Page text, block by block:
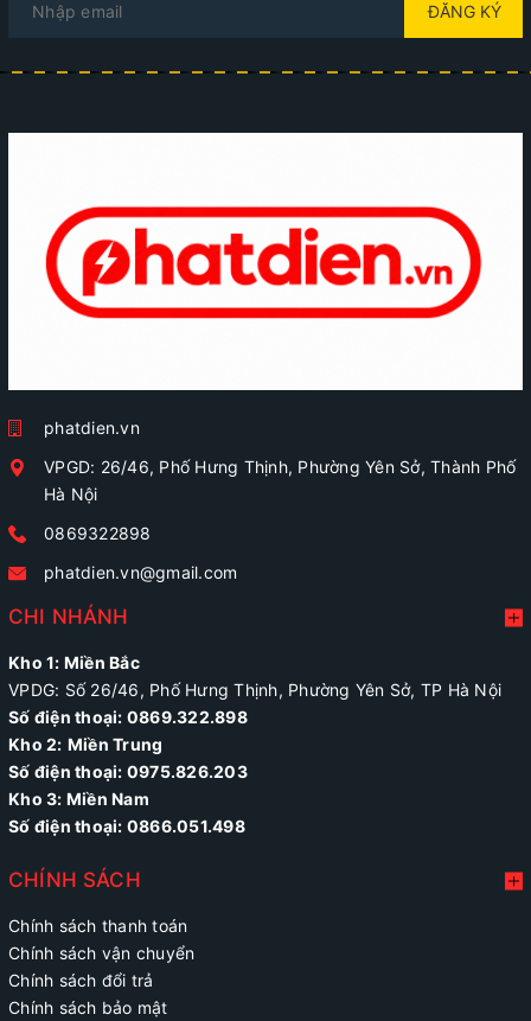
ĐĂNG KÝ
phatdien.vn
VPGD: 26/46, Phố Hưng Thịnh, Phường Yên Sở, Thành Phố
Hà Nội
0869322898
phatdien.vn@gmail.com
CHI NHÁNH
Kho 1: Miền Bắc
VPDG: Số 26/46, Phố Hưng Thịnh, Phường Yên Sở, TP Hà Nội
Số điện thoại: 0869.322.898
Kho 2: Miền Trung
Số điện thoại: 0975.826.203
Kho 3: Miền Nam
Số điện thoại: 0866.051.498
CHÍNH SÁCH
Chính sách thanh toán
Chính sách vận chuyển
Chính sách đổi trả
Chính sách bảo mật